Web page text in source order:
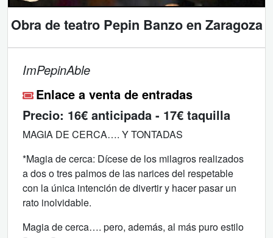
Obra de teatro Pepin Banzo en Zaragoza
ImPepinAble
Enlace a venta de entradas
Precio: 16€ anticipada - 17€ taquilla
MAGIA DE CERCA…. Y TONTADAS
*Magia de cerca: Dícese de los milagros realizados
a dos o tres palmos de las narices del respetable
con la única intención de divertir y hacer pasar un
rato inolvidable.
Magia de cerca…. pero, además, al más puro estilo